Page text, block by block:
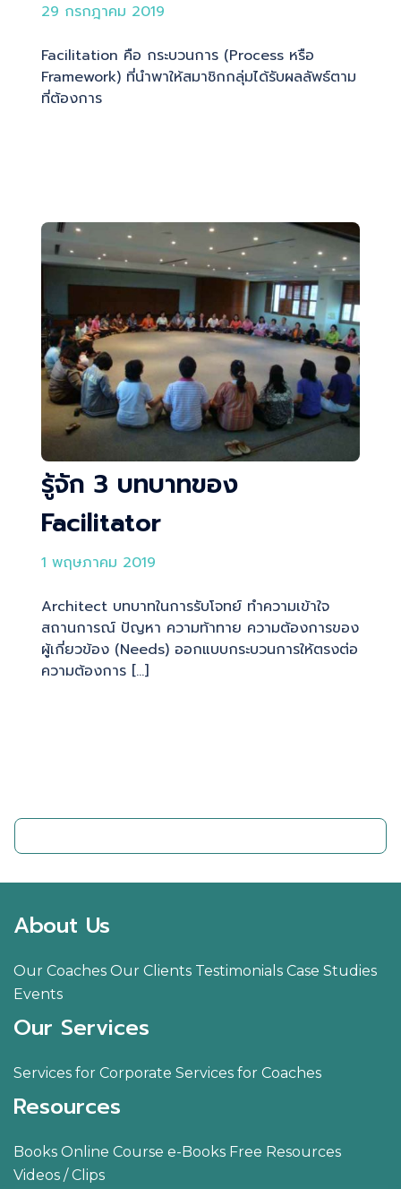
29 กรกฎาคม 2019
Facilitation คือ กระบวนการ (Process หรือ
Framework) ที่นำพาให้สมาชิกกลุ่มได้รับผลลัพธ์ตาม
ที่ต้องการ
รู้จัก 3 บทบาทของ
Facilitator
1 พฤษภาคม 2019
Architect บทบาทในการรับโจทย์ ทำความเข้าใจ
สถานการณ์ ปัญหา ความท้าทาย ความต้องการของ
ผู้เกี่ยวข้อง (Needs) ออกแบบกระบวนการให้ตรงต่อ
ความต้องการ […]
About Us
Our Coaches Our Clients Testimonials Case Studies
Events
Our Services
Services for Corporate Services for Coaches
Resources
Books Online Course e-Books Free Resources
Videos / Clips